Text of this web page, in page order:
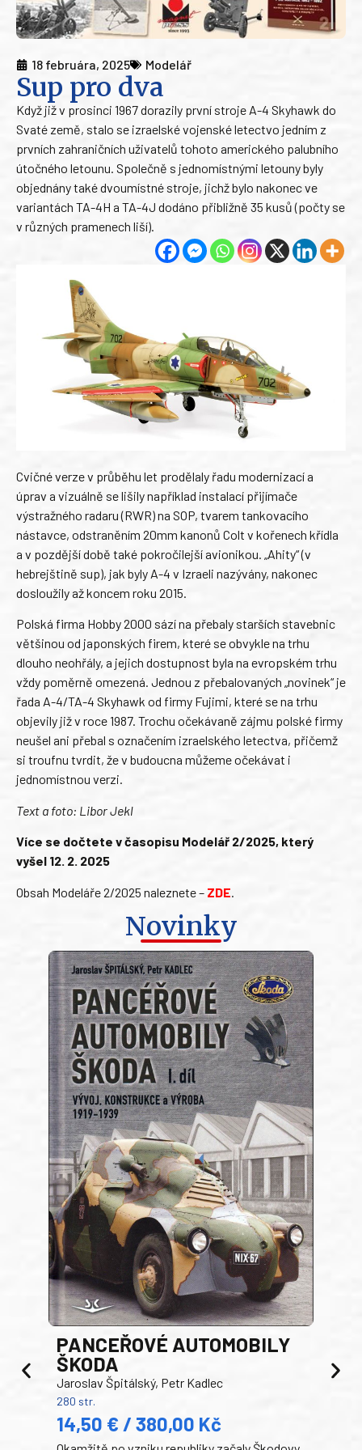
18 februára, 2025 Modelář
Sup pro dva
Když již v prosinci 1967 dorazily první stroje A-4 Skyhawk do
Svaté země, stalo se izraelské vojenské letectvo jedním z
prvních zahraničních uživatelů tohoto amerického palubního
útočného letounu. Společně s jednomístnými letouny byly
objednány také dvoumístné stroje, jichž bylo nakonec ve
variantách TA-4H a TA-4J dodáno přibližně 35 kusů (počty se
v různých pramenech liší).
Cvičné verze v průběhu let prodělaly řadu modernizací a
úprav a vizuálně se lišily například instalací přijímače
výstražného radaru (RWR) na SOP, tvarem tankovacího
nástavce, odstraněním 20mm kanonů Colt v kořenech křídla
a v pozdější době také pokročilejší avionikou. „Ahity“ (v
hebrejštině sup), jak byly A-4 v Izraeli nazývány, nakonec
dosloužily až koncem roku 2015.
Polská firma Hobby 2000 sází na přebaly starších stavebnic
většinou od japonských firem, které se obvykle na trhu
dlouho neohřály, a jejich dostupnost byla na evropském trhu
vždy poměrně omezená. Jednou z přebalovaných „novinek“ je
řada A-4/TA-4 Skyhawk od firmy Fujimi, které se na trhu
objevily již v roce 1987. Trochu očekávaně zájmu polské firmy
neušel ani přebal s označením izraelského letectva, přičemž
si troufnu tvrdit, že v budoucna můžeme očekávat i
jednomístnou verzi.
Text a foto: Libor Jekl
Více se dočtete v časopisu Modelář 2/2025, který
vyšel 12. 2. 2025
Obsah Modeláře 2/2025 naleznete – ZDE
Novinky
PANCEŘOVÉ AUTOMOBILY
ŠKODA
Jaroslav Špitálský, Petr Kadlec
280 str.
14,50 € / 380,00 Kč